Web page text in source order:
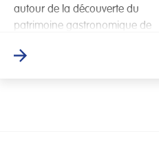
autour de la découverte du
patrimoine gastronomique de